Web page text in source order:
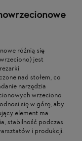
różnią się
jest
nad stołem, co
narzędzia
wrzeciono
się w górę, aby
element ma
stabilność podczas
i produkcji.